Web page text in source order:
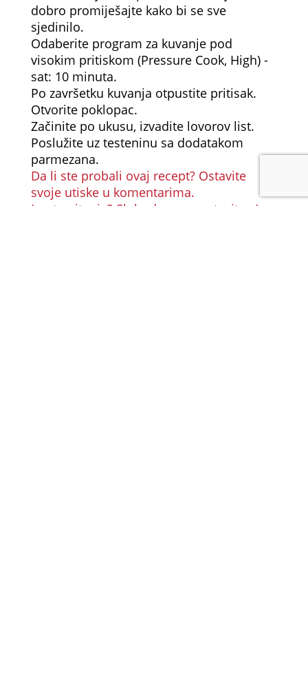
dobro promiješajte kako bi se sve
sjedinilo.
Odaberite program za kuvanje pod
visokim pritiskom (Pressure Cook, High) -
sat: 10 minuta.
Po završetku kuvanja otpustite pritisak.
Otvorite poklopac.
Začinite po ukusu, izvadite lovorov list.
Poslužite uz testeninu sa dodatakom
parmezana.
Da li ste probali ovaj recept? Ostavite
svoje utiske u komentarima.
Imate pitanje? Slobodno ga postavite. :)